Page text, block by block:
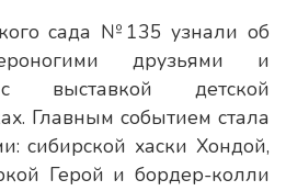
сада №135 узнали об
друзьями и
выставкой детской
Главным событием стала
сибирской хаски Хондой,
Герой и бордер-колли